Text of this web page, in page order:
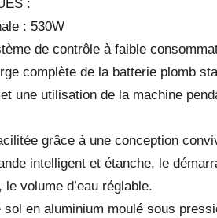
:
: 530W
de contrôle à faible
complète de la batterie plomb
une utilisation de la machine
grâce à une conception
intelligent et étanche, le
volume d’eau réglable.
sol en aluminium moulé sous